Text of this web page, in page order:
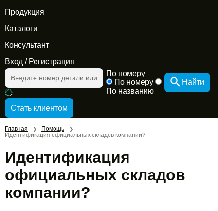
Продукция
Каталоги
Консультант
Вход / Регистрация
По номеру
По номеру
По названию
Найти
Главная ❯ Помощь ❯
Идентификация официальных складов компании?
Идентификация
официальных складов
компании?